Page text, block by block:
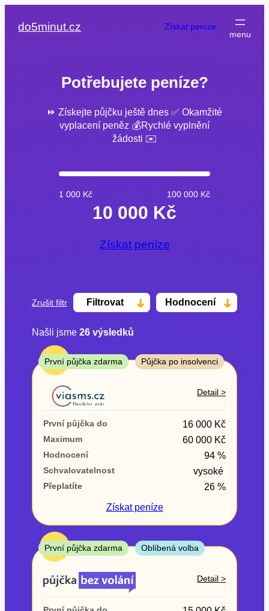
do5minut.cz Získat peníze
Potřebujete peníze?
⏩ Získejte půjčku ještě dnes ✅ Okamžité
vyplacení peněz 💰Rychlé vyplnění
žádosti ✉️
1 000 Kč 100 000 Kč
10 000 Kč
Získat peníze
Zrušit filtr Filtrovat Hodnocení
Cena
Od
První půjčka zdarma
–
ano
ne
Ve zkušebce
ano
ne
V exekuci
Našli jsme 26výsledků
TOP
První půjčka zdarma Půjčka po insolvenci
Detail >
První půjčka do 16 000 Kč
Maximum 60 000 Kč
Hodnocení 94 %
Schvalovatelnost vysoké
Přeplatíte
26 %
Získatpeníze
TOP
První půjčka zdarma Oblíbená volba
Detail >